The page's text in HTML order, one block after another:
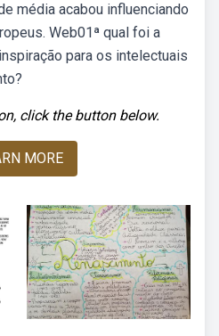
média acabou influenciando
Web01ª qual foi a
para os intelectuais
click the button below.
MORE